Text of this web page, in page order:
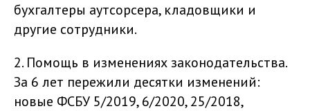
бухгалтеры аутсорсера, кладовщики и
другие сотрудники.
2. Помощь в изменениях законодательства.
За 6 лет пережили десятки изменений:
новые ФСБУ 5/2019, 6/2020, 25/2018,